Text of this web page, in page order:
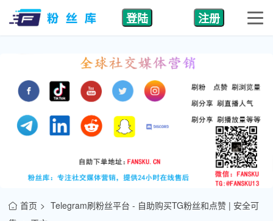
登陆 注册
首页
Telegram刷粉丝平台 - 自助购买TG粉丝和点赞 | 安全可